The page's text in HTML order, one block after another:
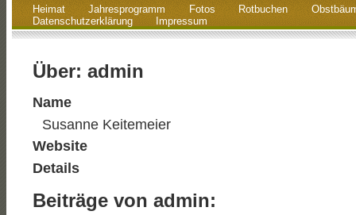
Heimat Jahresprogramm Fotos Rotbuchen
Datenschutzerklärung
Impressum
Über: admin
Name
Susanne Keitemeier
Website
Details
Beiträge von admin: